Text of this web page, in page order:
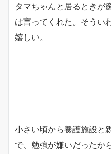
タマちゃんと居るときが
は言ってくれた。そうい
嬉しい。
小さい頃から養護施設と
で、勉強が嫌いだったか